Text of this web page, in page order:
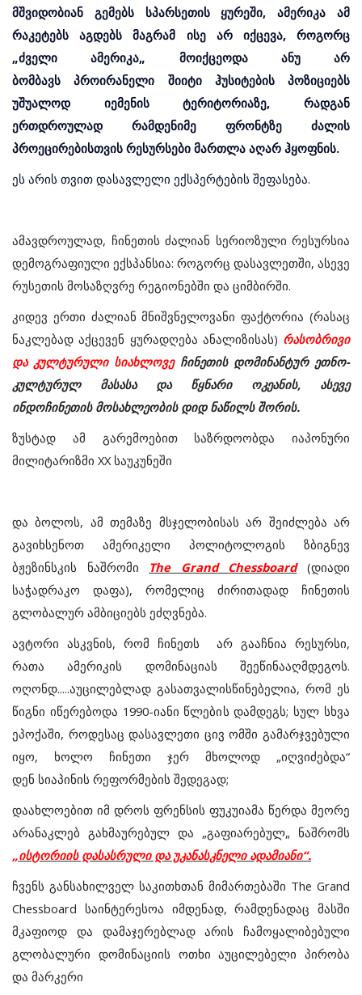
მშვიდობიან გემებს სპარსეთის ყურეში, ამერიკა ამ
რაკეტებს აგდებს მაგრამ ისე არ იქცევა, როგორც
„ძველი ამერიკა„ მოიქცეოდა ანუ არ
ბომბავს პროირანელი შიიტი ჰუსიტების პოზიციებს
უშუალოდ იემენის ტერიტორიაზე, რადგან
ერთდროულად რამდენიმე ფრონტზე ძალის
პროეცირებისთვის რესურსები მართლა აღარ ჰყოფნის.
ეს არის თვით დასავლელი ექსპერტების შეფასება.
ამავდროულად, ჩინეთის ძალიან სერიოზული რესურსია
დემოგრაფიული ექსპანსია: როგორც დასავლეთში, ასევე
რუსეთის მოსაზღვრე რეგიონებში და ციმბირში.
კიდევ ერთი ძალიან მნიშვნელოვანი ფაქტორია (რასაც
ნაკლებად აქცევენ ყურადღება ანალიზისას) რასობრივი
და კულტურული სიახლოვეჩინეთის დომინანტურ ეთნო-
კულტურულ მასასა და წყნარი ოკეანის, ასევე
ინდოჩინეთის მოსახლეობის დიდ ნაწილს შორის.
ზუსტად ამ გარემოებით საზრდოობდა იაპონური
მილიტარიზმი XX საუკუნეში
და ბოლოს, ამ თემაზე მსჯელობისას არ შეიძლება არ
გავიხსენოთ ამერიკელი პოლიტოლოგის ზბიგნევ
ბჟეზინსკის ნაშრომი The Grand Chessboard(დიადი
საჭადრაკო დაფა), რომელიც ძირითადად ჩინეთის
გლობალურ ამბიციებს ეძღვნება.
ავტორი ასკვნის, რომ ჩინეთს არ გააჩნია რესურსი,
რათა ამერიკის დომინაციას შეეწინააღმდეგოს.
ოღონდ.....აუცილებლად გასათვალისწინებელია, რომ ეს
წიგნი იწერებოდა 1990-იანი წლების დამდეგს; სულ სხვა
ეპოქაში, როდესაც დასავლეთი ცივ ომში გამარჯვებული
იყო, ხოლო ჩინეთი ჯერ მხოლოდ „იღვიძებდა“
დენ სიაპინის რეფორმების შედეგად;
დაახლოებით იმ დროს ფრენსის ფუკუიამა წერდა მეორე
არანაკლებ გახმაურებულ და „გაფიარებულ„ ნაშრომს
„ისტორიის დასასრული და უკანასკნელი ადამიანი“.
ჩვენს განსახილველ საკითხთან მიმართებაში The Grand
Chessboard საინტერესოა იმდენად, რამდენადაც მასში
მკაფიოდ და დამაჯერებლად არის ჩამოყალიბებული
გლობალური დომინაციის ოთხი აუცილებელი პირობა
და მარკერი